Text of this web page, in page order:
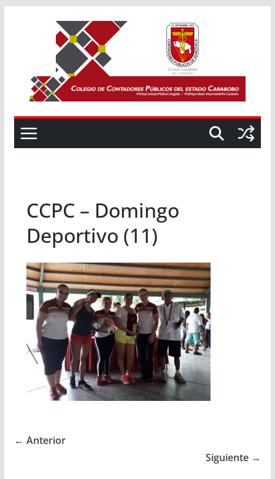
CCPC – Domingo
Deportivo (11)
← Anterior
Siguiente →